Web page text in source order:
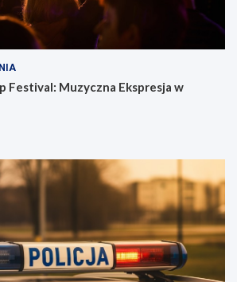
Festival: Muzyczna Ekspresja w